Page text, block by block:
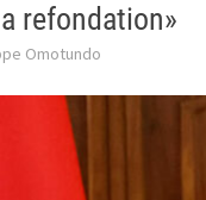
refondation»
Omotundo